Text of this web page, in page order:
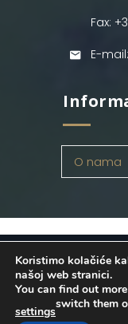
Fax:
E-
O nama
OSATINA
by
Koristimo kolačiće
našoj web stranici.
You can find out
switch them
settings